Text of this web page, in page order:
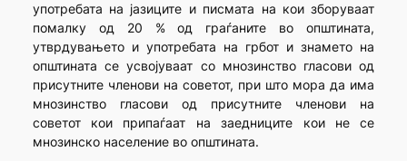
употребата на јазиците и писмата на кои зборуваат
помалку од 20 % од граѓаните во општината,
утврдувањето и употребата на грбот и знамето на
општината се усвојуваат со мнозинство гласови од
присутните членови на советот, при што мора да има
мнозинство гласови од присутните членови на
советот кои припаѓаат на заедниците кои не се
мнозинско население во општината.